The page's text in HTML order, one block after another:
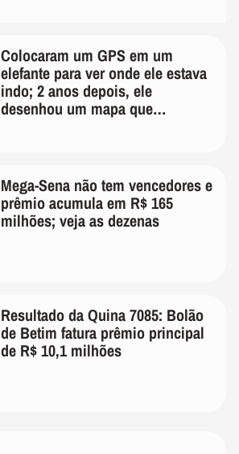
Colocaram um GPS em um
elefante para ver onde ele estava
indo; 2 anos depois, ele
desenhou um mapa que
Mega-Sena não tem vencedores e
prêmio acumula em R$ 165
milhões; veja as dezenas
Resultado da Quina 7085: Bolão
de Betim fatura prêmio principal
de R$ 10,1 milhões